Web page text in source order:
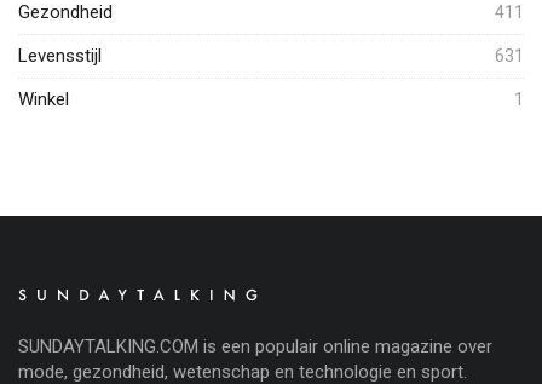
Gezondheid 411
Levensstijl 631
Winkel 1
SUNDAYTALKING.COM is een populair online magazine over
mode, gezondheid, wetenschap en technologie en sport.